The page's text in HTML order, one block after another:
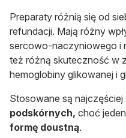
Preparaty różnią się od
refundacji. Mają różny
sercowo-naczyniowego i
też różną skuteczność w
hemoglobiny glikowanej i
Stosowane są najczęściej
podskórnych, choć
formę doustną.